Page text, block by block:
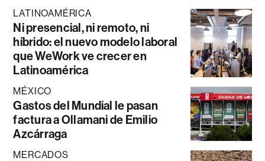
LATINOAMÉRICA
Ni presencial, ni remoto, ni
híbrido: el nuevo modelo laboral
que WeWork ve crecer en
Latinoamérica
MÉXICO
Gastos del Mundial le pasan
factura a Ollamani de Emilio
Azcárraga
MERCADOS